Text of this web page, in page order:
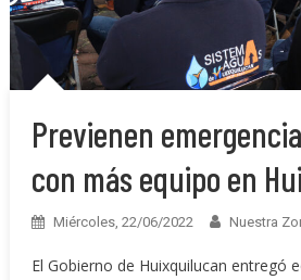
Previenen
con más equipo en
Miércoles, 22/06/2022 Nuestra
El Gobierno de Huixquilucan entregó